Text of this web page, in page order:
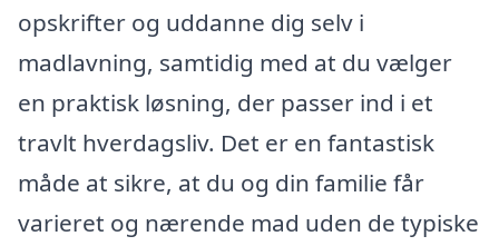
opskrifter og uddanne dig selv i
madlavning, samtidig med at du vælger
en praktisk løsning, der passer ind i et
travlt hverdagsliv. Det er en fantastisk
måde at sikre, at du og din familie får
varieret og nærende mad uden de typiske